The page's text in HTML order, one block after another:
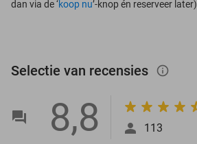
dan via de ‘koop nu’-knop én reserveer later)
Selectie van recensies info_outlined
8,8 113